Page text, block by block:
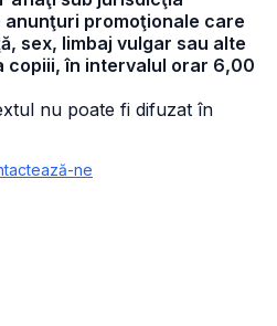
anunţuri promoţionale care
sex, limbaj vulgar sau alte
copiii, în intervalul orar 6,00
nu poate fi difuzat în
ne